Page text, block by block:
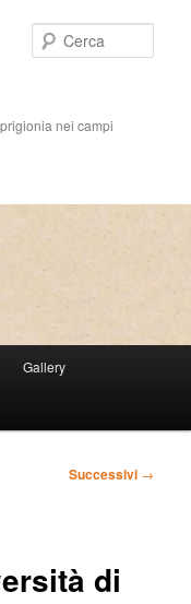
nei campi
Gallery
Successivi →
di